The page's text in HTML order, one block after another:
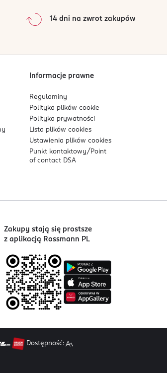
14 dni na zwrot zakupów
Informacje prawne
Regulaminy
Polityka plikówcookie
Polityka prywatności
Lista plikówcookies
Ustawienia plikówcookies
Punkt kontaktowy/ Point
of contact DSA
Zakupy stają się prostsze
z aplikacją Rossmann PL
Dostępność: